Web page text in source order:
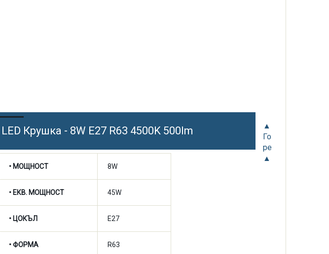
LED Крушка - 8W E27 R63 4500K 500lm
• МОЩНОСТ 8W
• ЕКВ. МОЩНОСТ 45W
• ЦОКЪЛ E27
• ФОРМА R63
▲
Го
ре
▲